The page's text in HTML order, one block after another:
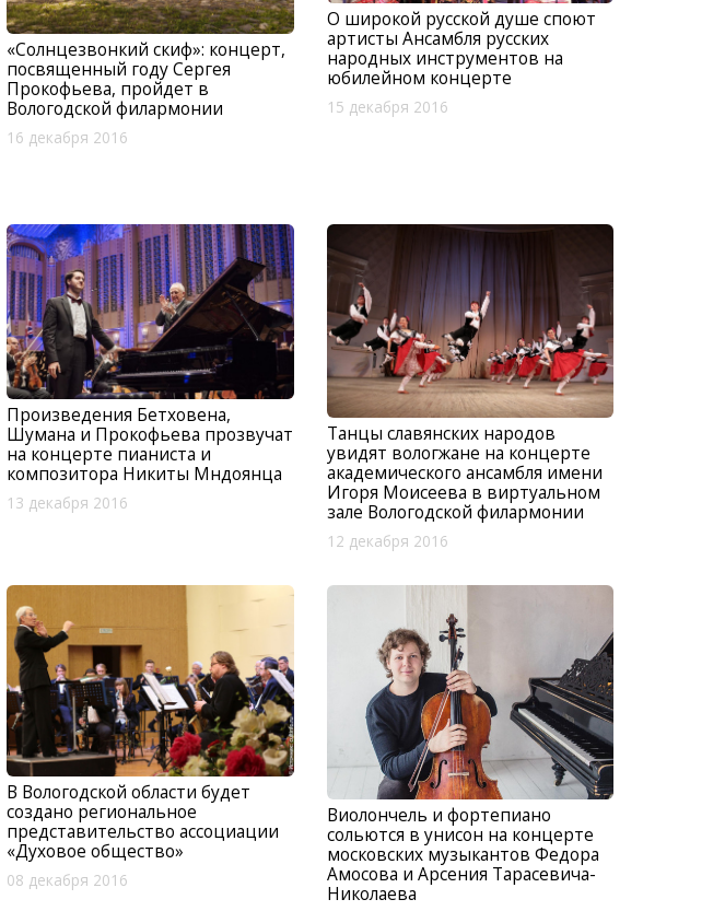
«Солнцезвонкий скиф»: концерт,
посвященный году Сергея
Прокофьева, пройдет в
Вологодской филармонии
16 декабря 2016
О широкой русской душе споют
артисты Ансамбля русских
народных инструментов на
юбилейном концерте
15 декабря 2016
Произведения Бетховена,
Шумана и Прокофьева прозвучат
на концерте пианиста и
композитора Никиты Мндоянца
13 декабря 2016
Танцы славянских народов
увидят вологжане на концерте
академического ансамбля имени
Игоря Моисеева в виртуальном
зале Вологодской филармонии
12 декабря 2016
В Вологодской области будет
создано региональное
представительство ассоциации
«Духовое общество»
08 декабря 2016
Виолончель и фортепиано
сольются в унисон на концерте
московских музыкантов Федора
Амосова и Арсения Тарасевича-
Николаева